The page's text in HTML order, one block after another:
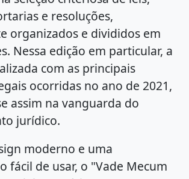
e resoluções,
organizados e divididos em
Nessa edição em particular, a
com as principais
ocorridas no ano de 2021,
assim na vanguarda do
jurídico.
moderno e uma
fácil de usar, o "Vade Mecum